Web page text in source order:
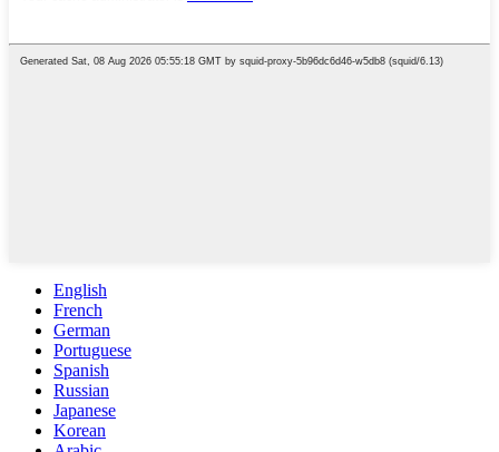
English
French
German
Portuguese
Spanish
Russian
Japanese
Korean